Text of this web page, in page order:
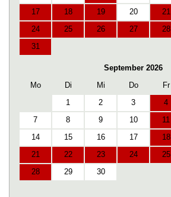
17
18 19 20 21
24
25 26 27 28
31
September 2026
Mo
Di Mi Do Fr
1
2 3 4
7
8 9 10 11
14
15 16 17 18
21
22 23 24 25
28
29 30